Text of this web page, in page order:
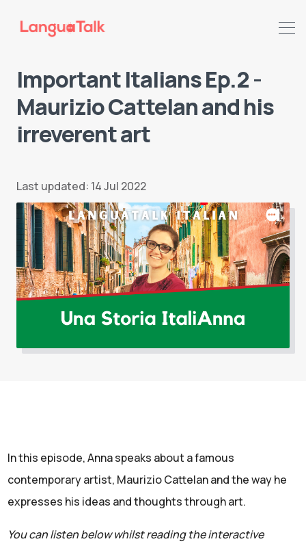
Search LanguaTalk
Important Italians Ep.2 -
Maurizio Cattelan and his
irreverent art
Last updated: 14 Jul 2022
In this episode, Anna speaks about a famous
contemporary artist, Maurizio Cattelan and the way he
expresses his ideas and thoughts through art.
You can listen below whilst reading the interactive